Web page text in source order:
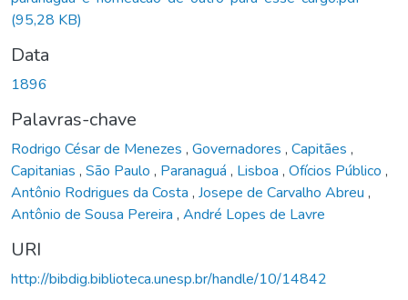
(95,28 KB)
Data
1896
Palavras-chave
Rodrigo César de Menezes , Governadores , Capitães ,
Capitanias , São Paulo , Paranaguá , Lisboa , Ofícios Público ,
Antônio Rodrigues da Costa , Josepe de Carvalho Abreu ,
Antônio de Sousa Pereira , André Lopes de Lavre
URI
http://bibdig.biblioteca.unesp.br/handle/10/14842